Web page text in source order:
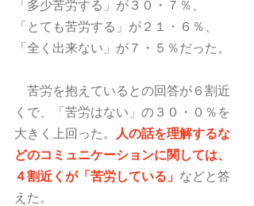
「多少苦労する」が３０・７％、
「とても苦労する」が２１・６％、
「全く出来ない」が７・５％だった。
苦労を抱えているとの回答が６割近
くで、「苦労はない」の３０・０％を
大きく上回った。
人の話を理解するな
どのコミュニケーションに関しては、
４割近くが「苦労している」 などと答
えた。